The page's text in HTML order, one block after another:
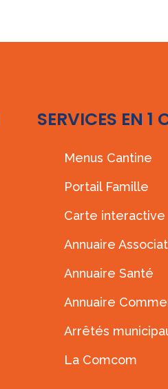
SERVICES EN 1
Menus Cantine
Portail Famille
Carte interactive
Annuaire
Annuaire Santé
Annuaire
Arrêtés
La Comcom